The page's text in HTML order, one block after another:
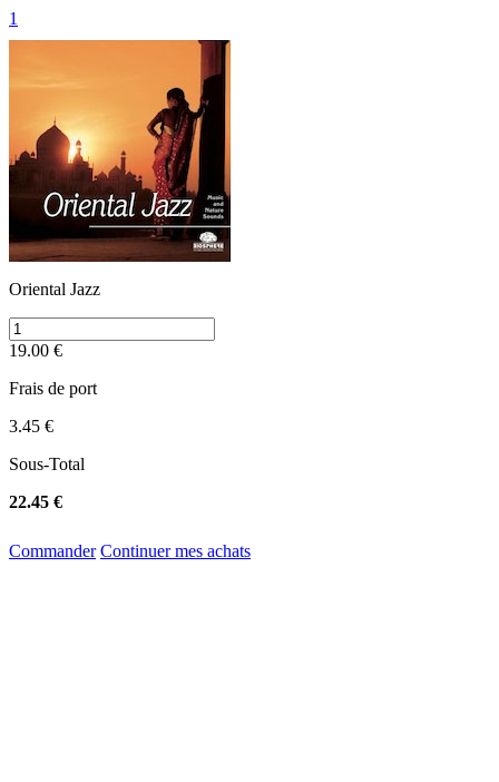
1
Oriental Jazz
19.00 €
Frais de port
3.45 €
Sous-Total
22.45 €
Commander Continuer mes achats